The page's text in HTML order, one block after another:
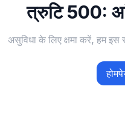
त्रुटि 500:
असुविधा के लिए क्षमा करें, हम